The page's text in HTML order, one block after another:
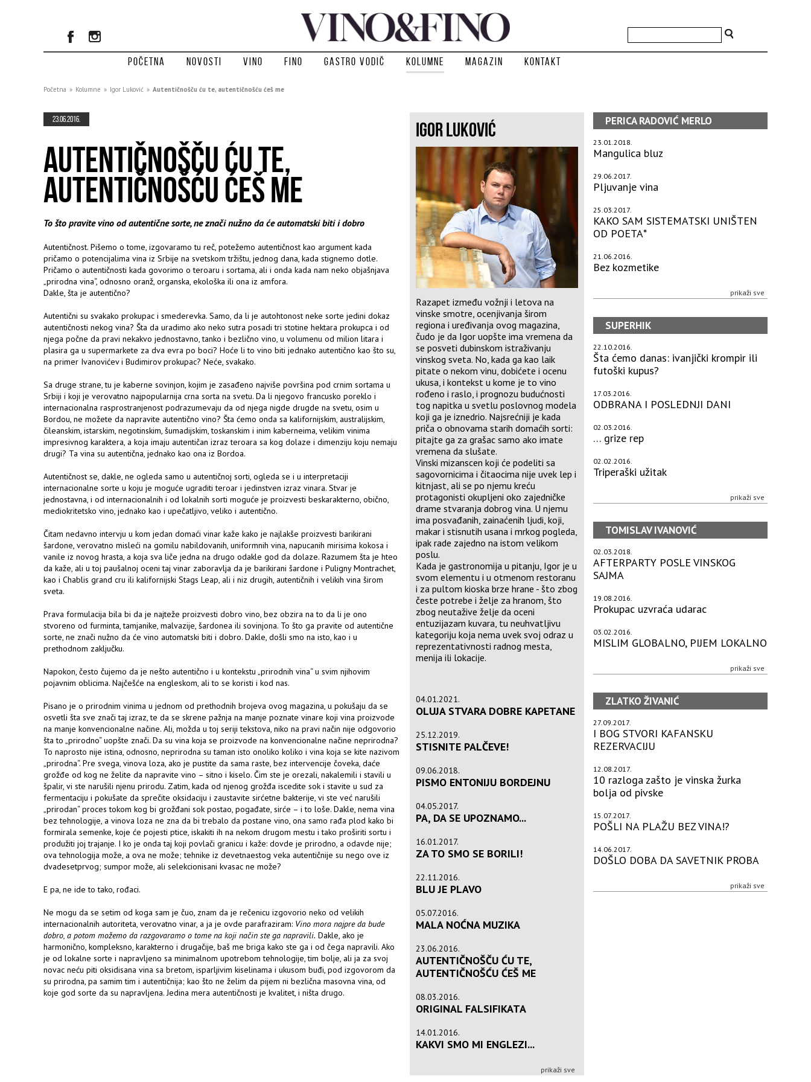
Početna Novosti Vino Fino Gastro vodič Kolumne Magazin Kontakt
Početna » Kolumne » Igor Luković » Autentičnošču ću te, autentičnošću ćeš me
23.06.2016.
AUTENTIČNOŠČU ĆU TE,
AUTENTIČNOŠĆU ĆEŠ ME
To što pravite vino od autentične sorte, ne znači nužno da će automatski biti i dobro
Autentičnost. Pišemo o tome, izgovaramo tu reč, potežemo autentičnost kao argument kada
pričamo o potencijalima vina iz Srbije na svetskom tržištu, jednog dana, kada stignemo dotle.
Pričamo o autentičnosti kada govorimo o teroaru i sortama, ali i onda kada nam neko objašnjava
„prirodna vina“, odnosno oranž, organska, ekološka ili ona iz amfora.
Dakle, šta je autentično?
Autentični su svakako prokupac i smederevka. Samo, da li je autohtonost neke sorte jedini dokaz
autentičnosti nekog vina? Šta da uradimo ako neko sutra posadi tri stotine hektara prokupca i od
njega počne da pravi nekakvo jednostavno, tanko i bezlično vino, u volumenu od milion litara i
plasira ga u supermarkete za dva evra po boci? Hoće li to vino biti jednako autentično kao što su,
na primer Ivanovićev i Budimirov prokupac? Neće, svakako.
Sa druge strane, tu je kaberne sovinjon, kojim je zasađeno najviše površina pod crnim sortama u
Srbiji i koji je verovatno najpopularnija crna sorta na svetu. Da li njegovo francusko poreklo i
internacionalna rasprostranjenost podrazumevaju da od njega nigde drugde na svetu, osim u
Bordou, ne možete da napravite autentično vino? Šta ćemo onda sa kalifornijskim, australijskim,
čileanskim, istarskim, negotinskim, šumadijskim, toskanskim i inim kaberneima, velikim vinima
impresivnog karaktera, a koja imaju autentičan izraz teroara sa kog dolaze i dimenziju koju nemaju
drugi? Ta vina su autentična, jednako kao ona iz Bordoa.
Autentičnost se, dakle, ne ogleda samo u autentičnoj sorti, ogleda se i u interpretaciji
internacionalne sorte u koju je moguće ugraditi teroar i jedinstven izraz vinara. Stvar je
jednostavna, i od internacionalnih i od lokalnih sorti moguće je proizvesti beskarakterno, obično,
mediokritetsko vino, jednako kao i upečatljivo, veliko i autentično.
Čitam nedavno intervju u kom jedan domaći vinar kaže kako je najlakše proizvesti barikirani
šardone, verovatno misleći na gomilu nabildovanih, uniformnih vina, napucanih mirisima kokosa i
vanile iz novog hrasta, a koja sva liče jedna na drugo odakle god da dolaze. Razumem šta je hteo
da kaže, ali u toj paušalnoj oceni taj vinar zaboravlja da je barikirani šardone i Puligny Montrachet,
kao i Chablis grand cru ili kalifornijski Stags Leap, ali i niz drugih, autentičnih i velikih vina širom
sveta.
Prava formulacija bila bi da je najteže proizvesti dobro vino, bez obzira na to da li je ono
stvoreno od furminta, tamjanike, malvazije, šardonea ili sovinjona. To što ga pravite od autentične
sorte, ne znači nužno da će vino automatski biti i dobro. Dakle, došli smo na isto, kao i u
prethodnom zaključku.
Napokon, često čujemo da je nešto autentično i u kontekstu „prirodnih vina“ u svim njihovim
pojavnim oblicima. Najčešće na engleskom, ali to se koristi i kod nas.
Pisano je o prirodnim vinima u jednom od prethodnih brojeva ovog magazina, u pokušaju da se
osvetli šta sve znači taj izraz, te da se skrene pažnja na manje poznate vinare koji vina proizvode
na manje konvencionalne načine. Ali, možda u toj seriji tekstova, niko na pravi način nije odgovorio
šta to „prirodno“ uopšte znači. Da su vina koja se proizvode na konvencionalne načine neprirodna?
To naprosto nije istina, odnosno, neprirodna su taman isto onoliko koliko i vina koja se kite nazivom
„prirodna“. Pre svega, vinova loza, ako je pustite da sama raste, bez intervencije čoveka, daće
grožđe od kog ne želite da napravite vino – sitno i kiselo. Čim ste je orezali, nakalemili i stavili u
špalir, vi ste narušili njenu prirodu. Zatim, kada od njenog grožđa iscedite sok i stavite u sud za
fermentaciju i pokušate da sprečite oksidaciju i zaustavite sirćetne bakterije, vi ste već narušili
„prirodan“ proces tokom kog bi grožđani sok postao, pogađate, sirće – i to loše. Dakle, nema vina
bez tehnologije, a vinova loza ne zna da bi trebalo da postane vino, ona samo rađa plod kako bi
formirala semenke, koje će pojesti ptice, iskakiti ih na nekom drugom mestu i tako proširiti sortu i
produžiti joj trajanje. I ko je onda taj koji povlači granicu i kaže: dovde je prirodno, a odavde nije;
ova tehnologija može, a ova ne može; tehnike iz devetnaestog veka autentičnije su nego ove iz
dvadesetprvog; sumpor može, ali selekcionisani kvasac ne može?
E pa, ne ide to tako, rođaci.
Ne mogu da se setim od koga sam je čuo, znam da je rečenicu izgovorio neko od velikih
internacionalnih autoriteta, verovatno vinar, a ja je ovde parafraziram: Vino mora najpre da bude
dobro, a potom možemo da razgovaramo o tome na koji način ste ga napravili. Dakle, ako je
harmonično, kompleksno, karakterno i drugačije, baš me briga kako ste ga i od čega napravili. Ako
je od lokalne sorte i napravljeno sa minimalnom upotrebom tehnologije, tim bolje, ali ja za svoj
novac neću piti oksidisana vina sa bretom, isparljivim kiselinama i ukusom buđi, pod izgovorom da
su prirodna, pa samim tim i autentičnija; kao što ne želim da pijem ni bezlična masovna vina, od
koje god sorte da su napravljena. Jedina mera autentičnosti je kvalitet, i ništa drugo.
IGOR LUKOVIĆ
Razapet između vožnji i letova na
vinske smotre, ocenjivanja širom
regiona i uređivanja ovog magazina,
čudo je da Igor uopšte ima vremena da
se posveti dubinskom istraživanju
vinskog sveta. No, kada ga kao laik
pitate o nekom vinu, dobićete i ocenu
ukusa, i kontekst u kome je to vino
rođeno i raslo, i prognozu budućnosti
tog napitka u svetlu poslovnog modela
koji ga je iznedrio. Najsrećniji je kada
priča o obnovama starih domaćih sorti:
pitajte ga za grašac samo ako imate
vremena da slušate.
Vinski mizanscen koji će podeliti sa
sagovornicima i čitaocima nije uvek lep i
kitnjast, ali se po njemu kreću
protagonisti okupljeni oko zajedničke
drame stvaranja dobrog vina. U njemu
ima posvađanih, zainaćenih ljudi, koji,
makar i stisnutih usana i mrkog pogleda,
ipak rade zajedno na istom velikom
poslu.
Kada je gastronomija u pitanju, Igor je u
svom elementu i u otmenom restoranu
i za pultom kioska brze hrane - što zbog
česte potrebe i želje za hranom, što
zbog neutažive želje da oceni
entuzijazam kuvara, tu neuhvatljivu
kategoriju koja nema uvek svoj odraz u
reprezentativnosti radnog mesta,
menija ili lokacije.
04.01.2021.
OLUJA STVARA DOBRE KAPETANE
25.12.2019.
STISNITE PALČEVE!
09.06.2018.
PISMO ENTONIJU BORDEJNU
04.05.2017.
PA, DA SE UPOZNAMO...
16.01.2017.
ZA TO SMO SE BORILI!
22.11.2016.
BLU JE PLAVO
05.07.2016.
MALA NOĆNA MUZIKA
23.06.2016.
AUTENTIČNOŠČU ĆU TE,
AUTENTIČNOŠĆU ĆEŠ ME
08.03.2016.
ORIGINAL FALSIFIKATA
14.01.2016.
KAKVI SMO MI ENGLEZI...
prikaži sve
PERICA RADOVIĆ MERLO
23.01.2018.
Mangulica bluz
29.06.2017.
Pljuvanje vina
25.03.2017.
KAKO SAM SISTEMATSKI UNIŠTEN
OD POETA*
21.06.2016.
Bez kozmetike
prikaži sve
SUPERHIK
22.10.2016.
Šta ćemo danas: ivanjički krompir ili
futoški kupus?
17.03.2016.
ODBRANA I POSLEDNJI DANI
02.03.2016.
… grize rep
02.02.2016.
Triperaški užitak
prikaži sve
TOMISLAV IVANOVIĆ
02.03.2018.
AFTERPARTY POSLE VINSKOG
SAJMA
19.08.2016.
Prokupac uzvraća udarac
03.02.2016.
MISLIM GLOBALNO, PIJEM LOKALNO
prikaži sve
ZLATKO ŽIVANIĆ
27.09.2017.
I BOG STVORI KAFANSKU
REZERVACIJU
12.08.2017.
10 razloga zašto je vinska žurka
bolja od pivske
15.07.2017.
POŠLI NA PLAŽU BEZ VINA!?
14.06.2017.
DOŠLO DOBA DA SAVETNIK PROBA
prikaži sve